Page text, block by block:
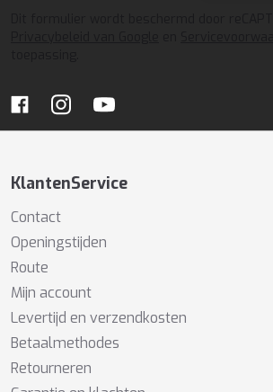
KlantenService
Contact
Openingstijden
Route
Mijn account
Levertijd en verzendkosten
Betaalmethodes
Retourneren